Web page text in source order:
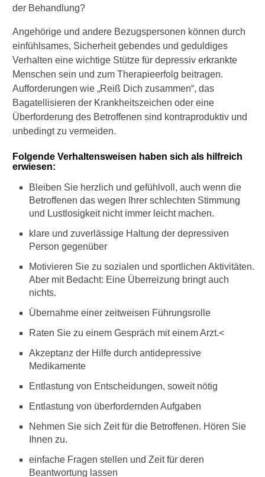
der Behandlung?
Angehörige und andere Bezugspersonen können durch
einfühlsames, Sicherheit gebendes und geduldiges
Verhalten eine wichtige Stütze für depressiv erkrankte
Menschen sein und zum Therapieerfolg beitragen.
Aufforderungen wie „Reiß Dich zusammen“, das
Bagatellisieren der Krankheitszeichen oder eine
Überforderung des Betroffenen sind kontraproduktiv und
unbedingt zu vermeiden.
Folgende Verhaltensweisen haben sich als hilfreich
erwiesen:
Bleiben Sie herzlich und gefühlvoll, auch wenn die
Betroffenen das wegen Ihrer schlechten Stimmung
und Lustlosigkeit nicht immer leicht machen.
klare und zuverlässige Haltung der depressiven
Person gegenüber
Motivieren Sie zu sozialen und sportlichen Aktivitäten.
Aber mit Bedacht: Eine Überreizung bringt auch
nichts.
Übernahme einer zeitweisen Führungsrolle
Raten Sie zu einem Gespräch mit einem Arzt.<
Akzeptanz der Hilfe durch antidepressive
Medikamente
Entlastung von Entscheidungen, soweit nötig
Entlastung von überfordernden Aufgaben
Nehmen Sie sich Zeit für die Betroffenen. Hören Sie
Ihnen zu.
einfache Fragen stellen und Zeit für deren
Beantwortung lassen